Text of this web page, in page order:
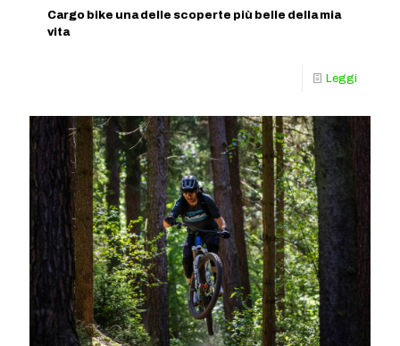
Cargo bike una delle scoperte più belle della mia
vita
Leggi